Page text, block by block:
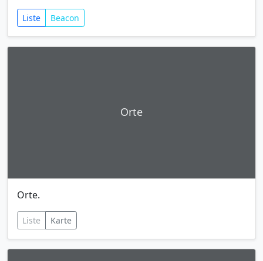
Liste Beacon
Orte
Orte.
Liste Karte